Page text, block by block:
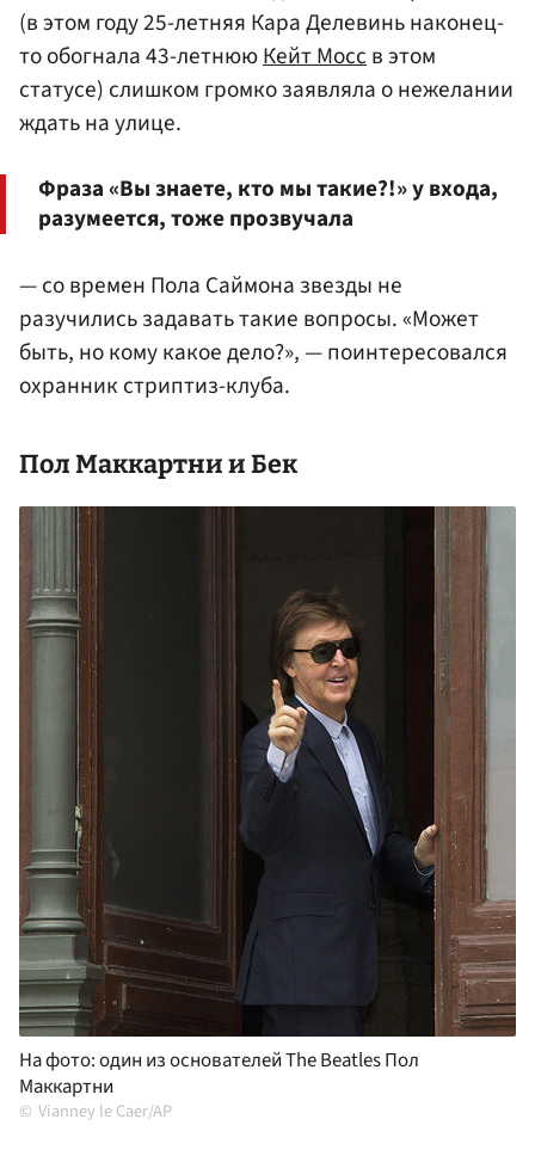
(в этом году 25-летняя Кара Делевинь наконец-
то обогнала 43-летнююКейт Моссв этом
статусе) слишком громко заявляла о нежелании
ждать на улице.
Фраза «Вы знаете, кто мы такие?!» у входа,
разумеется, тоже прозвучала
— со времен Пола Саймона звезды не
разучились задавать такие вопросы. «Может
быть, но кому какое дело?», — поинтересовался
охранник стриптиз-клуба.
ПолМаккартнии Бек
На фото: один из основателей The Beatles Пол
Маккартни
Vianney le Caer/AP